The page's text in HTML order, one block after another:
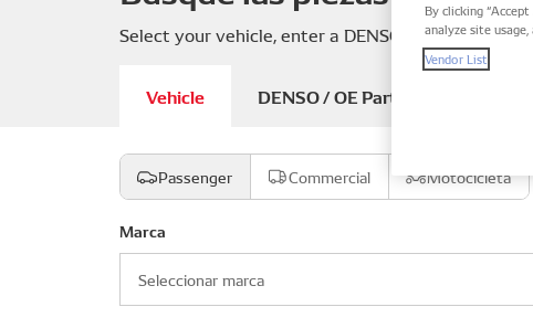
Select your vehicle, enter a DENSO or OE part
Vehicle DENSO / OE Part number
Passenger Commercial Motocicleta
Marca
Seleccionar marca
By clicking
analyze site
Vendor List